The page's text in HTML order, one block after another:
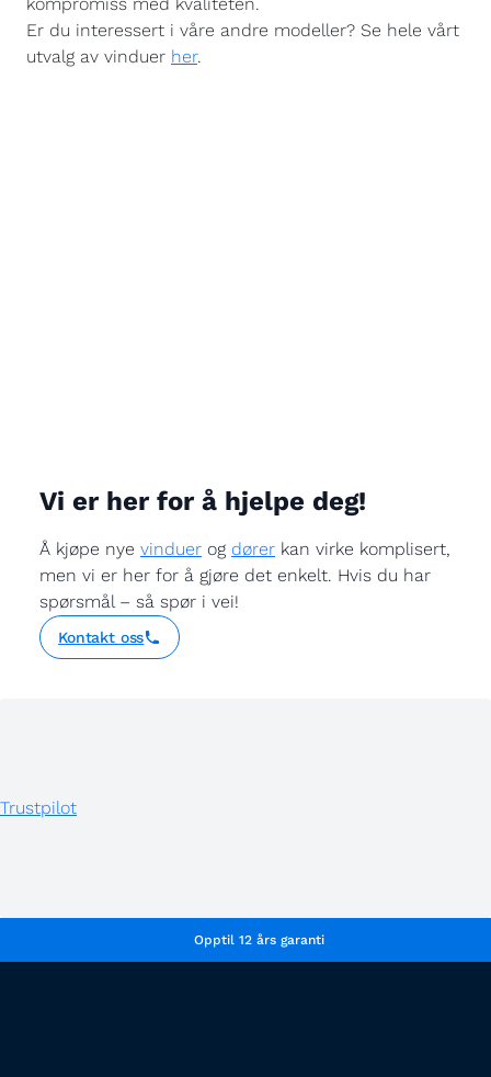
Er du interessert i våre andre modeller? Se hele vårt
utvalg av vinduer her.
Vi er her for å hjelpe deg!
Å kjøpe nye vinduer og dører kan virke komplisert,
men vi er her for å gjøre det enkelt. Hvis du har
spørsmål – så spør i vei!
Kontakt oss
Trustpilot
Opptil 12 års garanti